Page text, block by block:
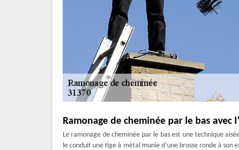
Ramonage de cheminée par le bas avec
Le ramonage de cheminée par le bas est une technique
le conduit une tige à métal munie d’une brosse ronde à son